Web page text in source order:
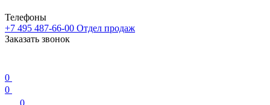
Телефоны
+7 495 487-66-00 Отдел продаж
Заказать звонок
0
0
0